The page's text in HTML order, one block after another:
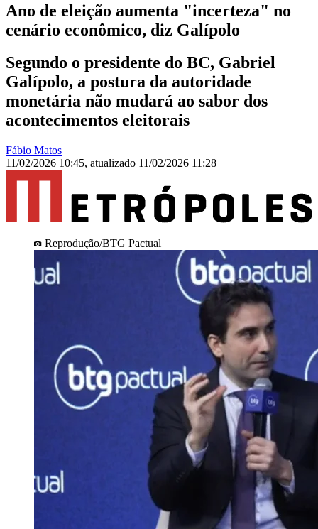
Ano de eleição aumenta "incerteza" no
cenário econômico, diz Galípolo
Segundo o presidente do BC, Gabriel
Galípolo, a postura da autoridade
monetária não mudará ao sabor dos
acontecimentos eleitorais
Fábio Matos
11/02/2026 10:45, atualizado 11/02/2026 11:28
Reprodução/BTG Pactual